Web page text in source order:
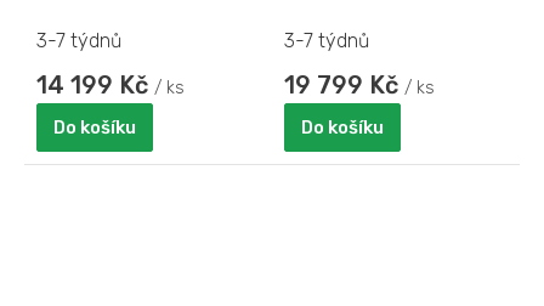
3-7 týdnů
14 199 Kč / ks
Do košíku
VESUVIO 105 x 105
3-7 týdnů
19 799 Kč / ks
Do košíku